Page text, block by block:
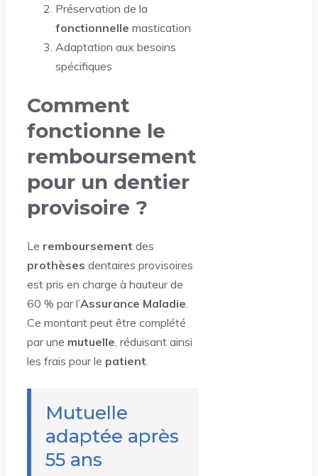
Préservation de la
fonctionnelle mastication
Adaptation aux besoins
spécifiques
Comment
fonctionne le
remboursement
pour un dentier
provisoire ?
Le remboursement des
prothèses dentaires provisoires
est pris en charge à hauteur de
60 % par l’Assurance Maladie.
Ce montant peut être complété
par une mutuelle, réduisant ainsi
les frais pour le patient.
Mutuelle
adaptée après
55 ans